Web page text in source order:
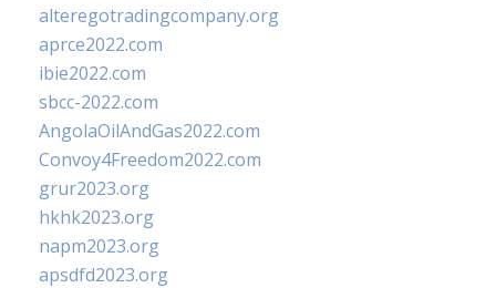
alteregotradingcompany.org
aprce2022.com
ibie2022.com
sbcc-2022.com
AngolaOilAndGas2022.com
Convoy4Freedom2022.com
grur2023.org
hkhk2023.org
napm2023.org
apsdfd2023.org